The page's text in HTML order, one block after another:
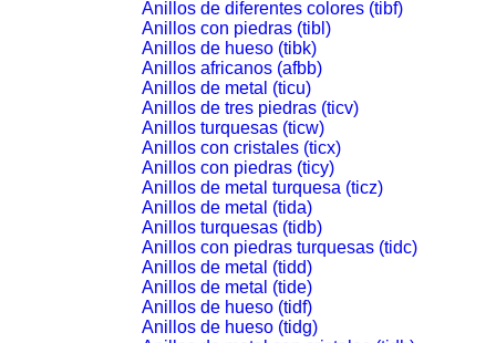
Anillos de diferentes colores (tibf)
Anillos con piedras (tibl)
Anillos de hueso (tibk)
Anillos africanos (afbb)
Anillos de metal (ticu)
Anillos de tres piedras (ticv)
Anillos turquesas (ticw)
Anillos con cristales (ticx)
Anillos con piedras (ticy)
Anillos de metal turquesa (ticz)
Anillos de metal (tida)
Anillos turquesas (tidb)
Anillos con piedras turquesas (tidc)
Anillos de metal (tidd)
Anillos de metal (tide)
Anillos de hueso (tidf)
Anillos de hueso (tidg)